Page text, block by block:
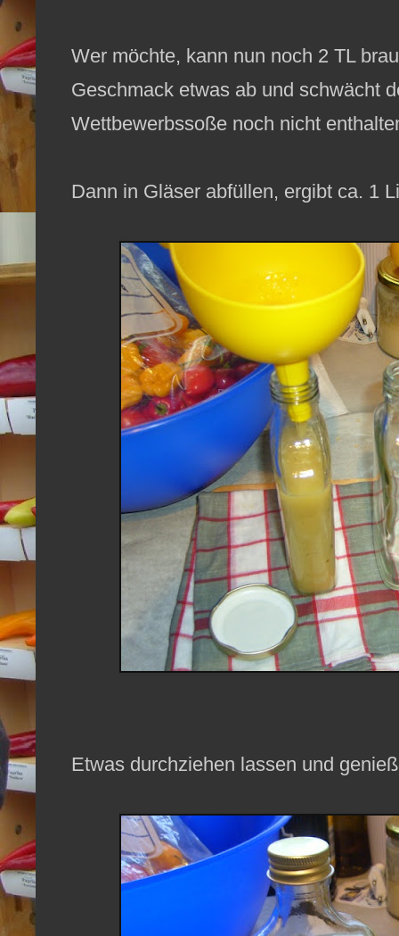
Wer möchte, kann nun noch 2 TL
Geschmack etwas ab und schwächt
Wettbewerbssoße noch nicht
Dann in Gläser abfüllen, ergibt ca. 1
Etwas durchziehen lassen und